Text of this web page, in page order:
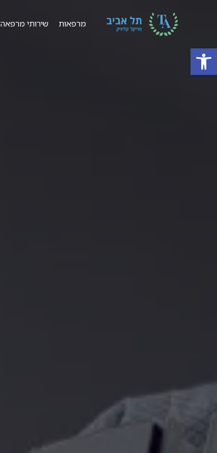
פתח סרגל נגישות
מרפאות שירותי מרפאה